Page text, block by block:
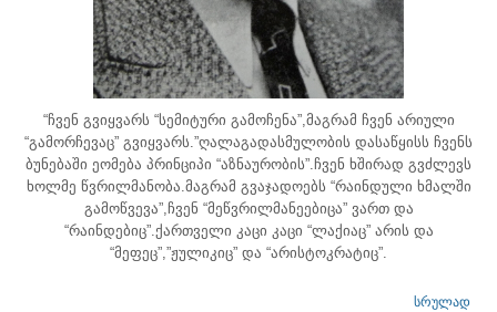
“ჩვენ გვიყვარს “სემიტური გამოჩენა”,მაგრამ ჩვენ არიული
“გამორჩევაც” გვიყვარს.”ღალაგადასმულობის დასაწყისს ჩვენს
ბუნებაში ეომება პრინციპი “აზნაურობის”.ჩვენ ხშირად გვძლევს
ხოლმე წვრილმანობა.მაგრამ გვაჯადოებს “რაინდული ხმალში
გამოწვევა”,ჩვენ “მეწვრილმანეებიცა” ვართ და
“რაინდებიც”.ქართველი კაცი კაცი “ლაქიაც” არის და
“მეფეც”,”ჟულიკიც” და “არისტოკრატიც”.
ᲡᲠᲣᲚᲐᲓ